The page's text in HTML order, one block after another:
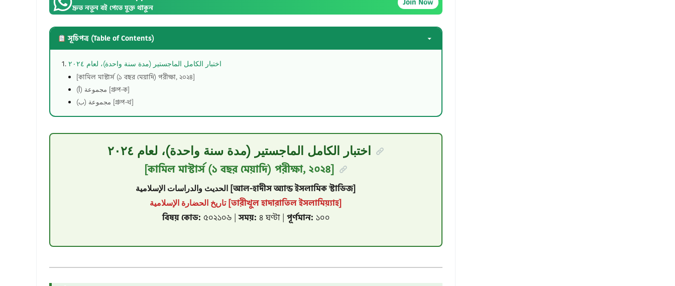
দ্রুত নতুন বই পেতে যুক্ত থাকুন
সূচিপত্র (Table of Contents)
اختبار الكامل الماجستير (مدة سنة واحدة)، لعام ٢٠٢٤
[কামিল মাস্টার্স (১ বছর মেয়াদি) পরীক্ষা, ২০২৪]
مجموعة (أ) [গ্রুপ-ক]
مجموعة (ب) [গ্রুপ-খ]
اختبار الكامل الماجستير (مدة سنة واحدة)، لعام ٢٠٢٤
[কামিল মাস্টার্স (১ বছর মেয়াদি) পরীক্ষা, ২০২৪]
الحديث والدراسات الإسلامية [আল-হাদীস অ্যান্ড ইসলামিক স্টাডিজ]
تاريخ الحضارة الإسلامية [তারীখুল হাদারাতিল ইসলামিয়্যাহ]
বিষয় কোড: ৫০২১০৬ |সময়: ৪ ঘণ্টা | পূর্ণমান: ১০০